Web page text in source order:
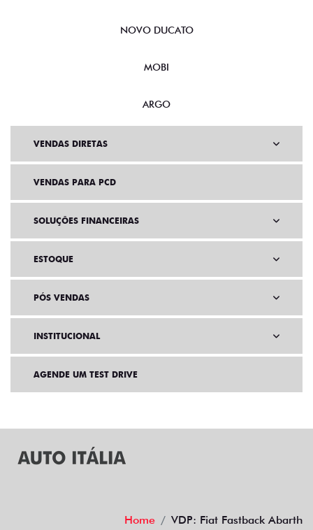
SCUDO
NOVO DUCATO
MOBI
VENDAS DIRETAS
VENDAS PARA PCD
SOLUÇÕES FINANCEIRAS
ESTOQUE
PÓS VENDAS
INSTITUCIONAL